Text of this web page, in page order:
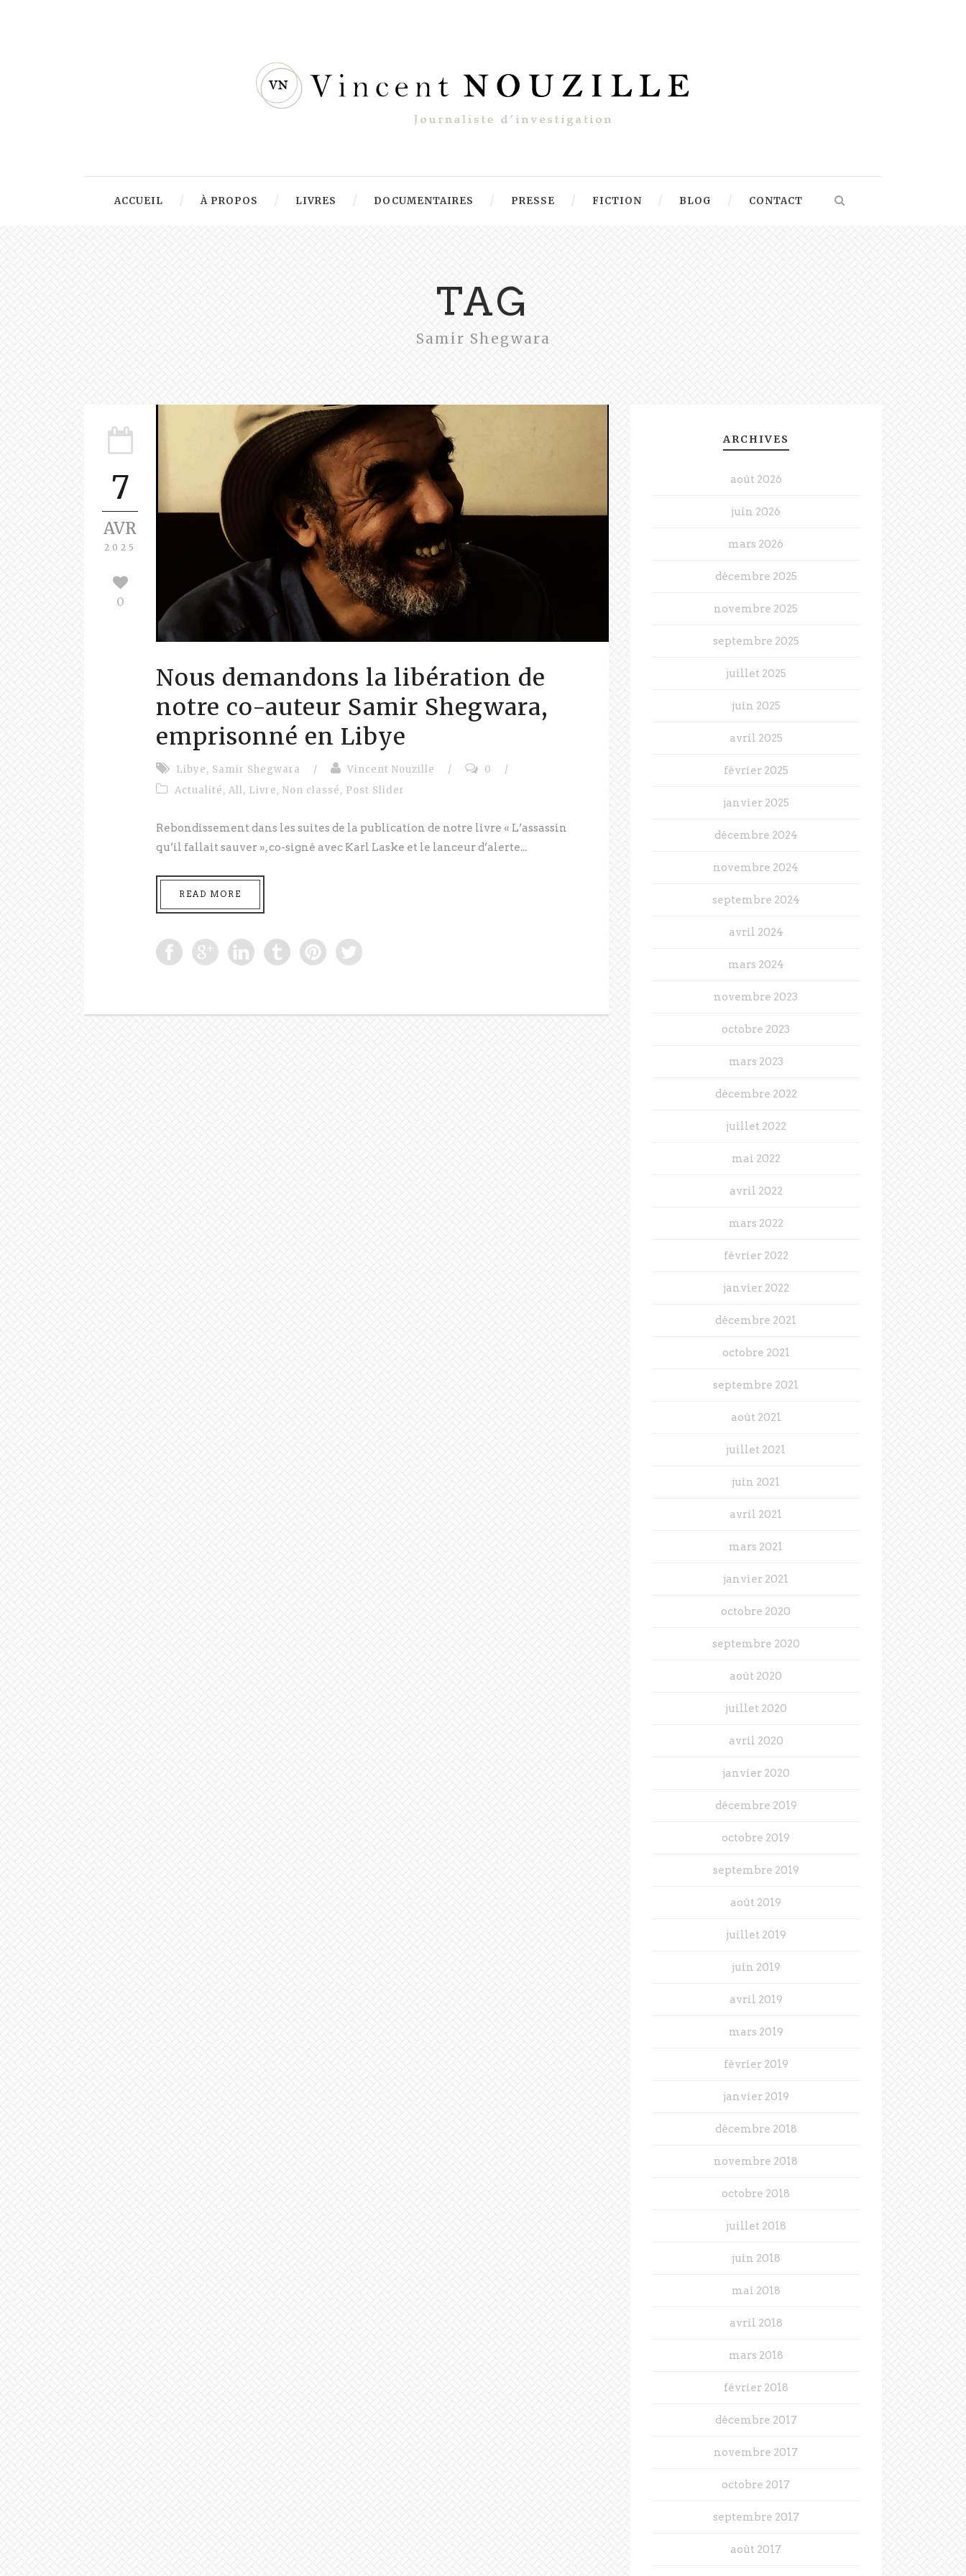
ACCUEIL À PROPOS LIVRES DOCUMENTAIRES PRESSE FICTION BLOG CONTACT
TAG
Samir Shegwara
7
AVR
2025
0
Nous demandons la libération de
notre co-auteur Samir Shegwara,
emprisonné en Libye
Libye, Samir Shegwara / Vincent Nouzille / 0
/
Actualité, All, Livre, Non classé, Post Slider
Rebondissement dans les suites de la publication de notre livre « L’assassin
qu’il fallait sauver », co-signé avec Karl Laske et le lanceur d’alerte...
READ MORE
ARCHIVES
août 2026
juin 2026
mars 2026
décembre 2025
novembre 2025
septembre 2025
juillet 2025
juin 2025
avril 2025
février 2025
janvier 2025
décembre 2024
novembre 2024
septembre 2024
avril 2024
mars 2024
novembre 2023
octobre 2023
mars 2023
décembre 2022
juillet 2022
mai 2022
avril 2022
mars 2022
février 2022
janvier 2022
décembre 2021
octobre 2021
septembre 2021
août 2021
juillet 2021
juin 2021
avril 2021
mars 2021
janvier 2021
octobre 2020
septembre 2020
août 2020
juillet 2020
avril 2020
janvier 2020
décembre 2019
octobre 2019
septembre 2019
août 2019
juillet 2019
juin 2019
avril 2019
mars 2019
février 2019
janvier 2019
décembre 2018
novembre 2018
octobre 2018
juillet 2018
juin 2018
mai 2018
avril 2018
mars 2018
février 2018
décembre 2017
novembre 2017
octobre 2017
septembre 2017
août 2017